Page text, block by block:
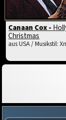
Canaan Cox -
Christmas
aus USA / Musikstil: